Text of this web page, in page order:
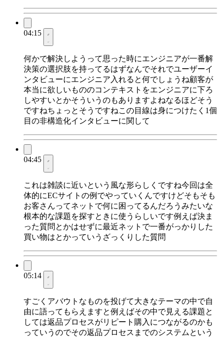
04:15
何かで解決しようって思った時にエンジニアが一番解
決策の選択肢を持ってるはずなんでそれでユーザーイ
ンタビューにエンジニア入れると何でしょうね顧客が
本当に欲しいもののコンテキストをエンジニアに下ろ
しやすいとかそういうのもありますよねなるほどそう
ですねちょっとそうですねこの目線は身につけたく1個
目の非構造化インタビューに関して
04:45
これは雑談に近いという風な形らしくですね今回は全
体的にECサイトの例でやっていくんですけどそもそも
お客さんってネットで何に困ってるんだろうみたいな
根本的な課題を探すときに使うらしいです例えば決ま
った質問とかはせずに最近ネットで一番がっかりした
買い物はとかっていうざっくりした質問
05:14
すごくアバウトなものを投げて大きなテーマの中で自
由に語ってもらえますと例えばその中で見える課題と
しては返品プロセスがリピート購入につながるのかも
っていうのでその返品プロセスまでのシステムという